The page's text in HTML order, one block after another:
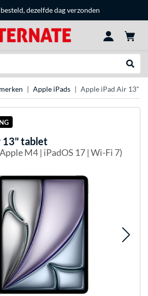
dezelfde dag verzonden
Apple iPads Apple iPad Air 13"
13" tablet
M4 | iPadOS 17 | Wi-Fi 7)